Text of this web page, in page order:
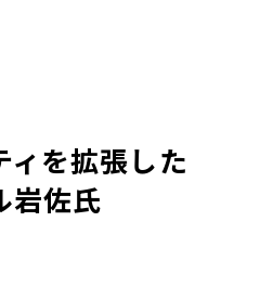
ィを拡張した
岩佐氏